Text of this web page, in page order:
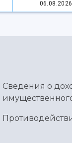
06.08.2026
Сведения о